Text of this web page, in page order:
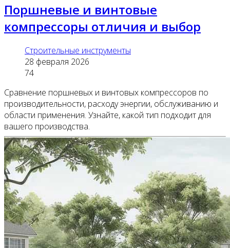
Поршневые и винтовые
компрессоры отличия и выбор
Строительные инструменты
28 февраля 2026
74
Сравнение поршневых и винтовых компрессоров по
производительности, расходу энергии, обслуживанию и
области применения. Узнайте, какой тип подходит для
вашего производства.